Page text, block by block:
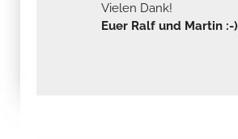
Vielen Dank!
Euer Ralf und Martin :-)